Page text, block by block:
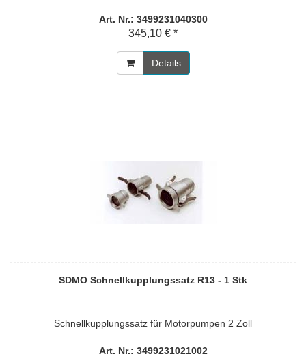
Art. Nr.: 3499231040300
345,10 € *
Details
SDMO Schnellkupplungssatz R13 - 1 Stk
Schnellkupplungssatz für Motorpumpen 2 Zoll
Art. Nr.: 3499231021002